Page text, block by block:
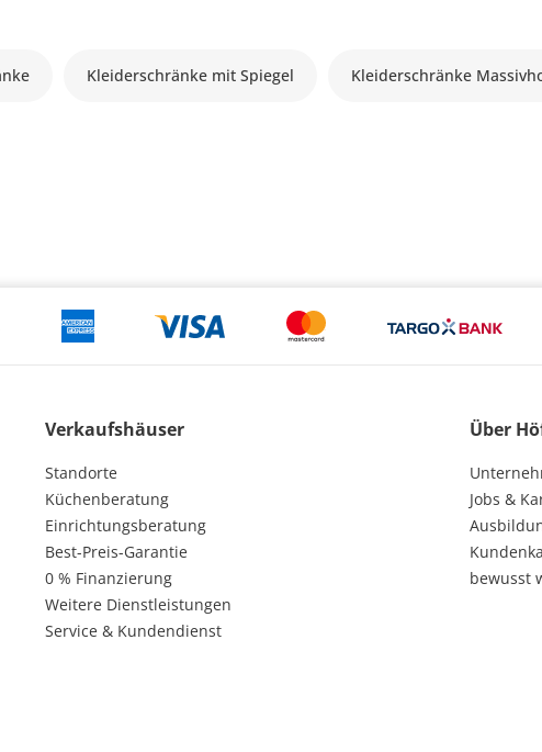
Kleiderschränke mit Spiegel Kleiderschränke
Verkaufshäuser
Standorte
Küchenberatung
Einrichtungsberatung
Best-Preis-Garantie
0 % Finanzierung
Weitere Dienstleistungen
Service & Kundendienst
Über
Jobs &
bewusst